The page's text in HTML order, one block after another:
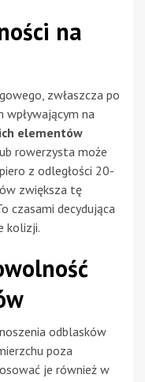
na
zwłaszcza po
wpływającym na
elementów
rowerzysta może
z odległości 20-
zwiększa tę
czasami decydująca
kolizji.
odblasków
poza
je również w